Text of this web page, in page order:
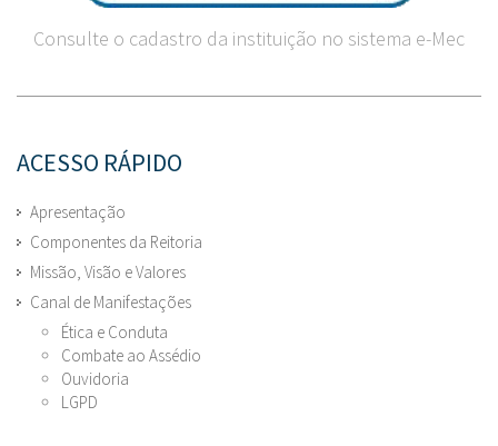
Consulte o cadastro da instituição no sistema e-Mec
ACESSO RÁPIDO
Apresentação
Componentes da Reitoria
Missão, Visão e Valores
Canal de Manifestações
Ética e Conduta
Combate ao Assédio
Ouvidoria
LGPD